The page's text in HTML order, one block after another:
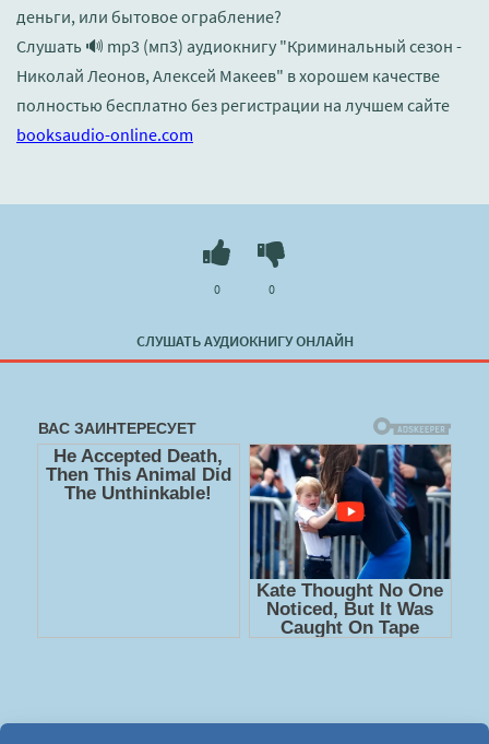
деньги, или бытовое ограбление?
Слушать 🔊 mp3 (мп3) аудиокнигу "Криминальный сезон -
Николай Леонов, Алексей Макеев" в хорошем качестве
полностью бесплатно без регистрации на лучшем сайте
booksaudio-online.com
СЛУШАТЬ АУДИОКНИГУ ОНЛАЙН
0 0